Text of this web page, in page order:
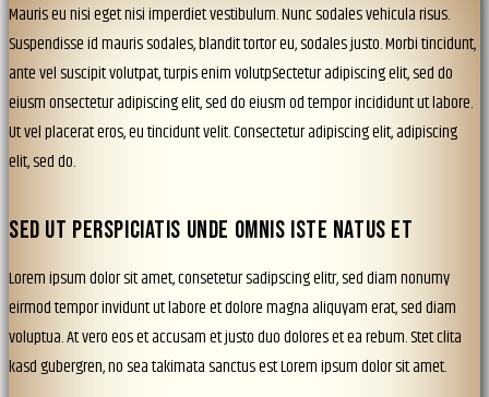
Mauris eu nisi eget nisi imperdiet vestibulum. Nunc sodales vehicula risus.
Suspendisse id mauris sodales, blandit tortor eu, sodales justo. Morbi tincidunt,
ante vel suscipit volutpat, turpis enim volutpSectetur adipiscing elit, sed do
eiusm onsectetur adipiscing elit, sed do eiusm od tempor incididunt ut labore.
Ut vel placerat eros, eu tincidunt velit. Consectetur adipiscing elit, adipiscing
elit, sed do.
SED UT PERSPICIATIS UNDE OMNIS ISTE NATUS ET
Lorem ipsum dolor sit amet, consetetur sadipscing elitr, sed diam nonumy
eirmod tempor invidunt ut labore et dolore magna aliquyam erat, sed diam
voluptua. At vero eos et accusam et justo duo dolores et ea rebum. Stet clita
kasd gubergren, no sea takimata sanctus est Lorem ipsum dolor sit amet.